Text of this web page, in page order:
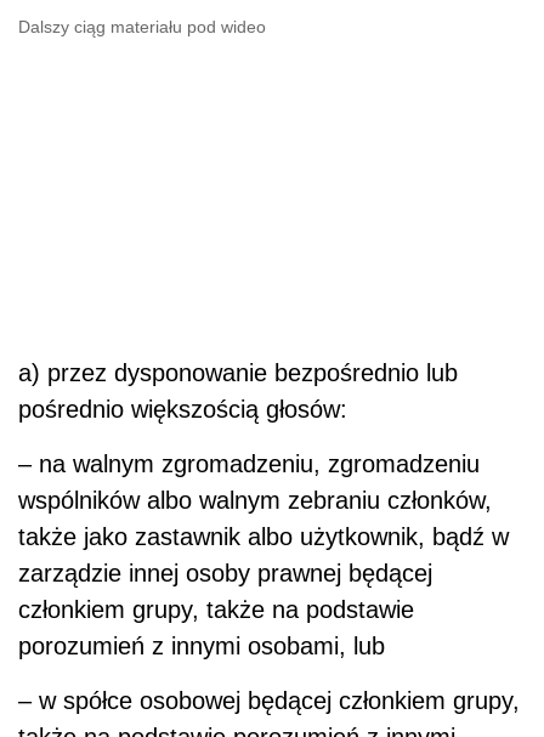
Dalszy ciąg materiału pod wideo
a) przez dysponowanie bezpośrednio lub
pośrednio większością głosów:
– na walnym zgromadzeniu, zgromadzeniu
wspólników albo walnym zebraniu członków,
także jako zastawnik albo użytkownik, bądź w
zarządzie innej osoby prawnej będącej
członkiem grupy, także na podstawie
porozumień z innymi osobami, lub
– w spółce osobowej będącej członkiem grupy,